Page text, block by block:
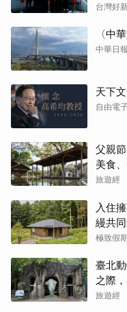
台灣好
〈中
中華日報
天下
自由電
父親
美食
旅遊經
入住
縵共
「
極致假
臺北
之際
旅遊經